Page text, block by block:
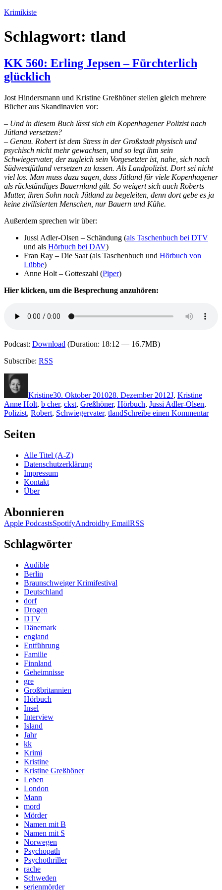
Zum
springen
Krimikiste
Schlagwort: tland
KK 560: Erling Jepsen – Fürchterlich
glücklich
Jost Hindersmann und Kristine Greßhöner stellen gleich mehrere
Bücher aus Skandinavien vor:
– Und in diesem Buch lässt sich ein Kopenhagener Polizist nach
Jütland versetzen?
– Genau. Robert ist dem Stress in der Großstadt physisch und
psychisch nicht mehr gewachsen, und so legt ihm sein
Schwiegervater, der zugleich sein Vorgesetzter ist, nahe, sich nach
Südwestjütland versetzen zu lassen. Als Landpolizist. Dort sei nicht
viel los. Man muss dazu sagen, dass Jütland für viele Kopenhagener
als rückständiges Bauernland gilt. So weigert sich auch Roberts
Mutter, ihren Sohn nach Jütland zu begeleiten, denn dort gebe es ja
keine zivilisierten Menschen, nur Bauern und Kühe.
Außerdem sprechen wir über:
Jussi Adler-Olsen – Schändung (als Taschenbuch bei DTV
und als Hörbuch bei DAV)
Fran Ray – Die Saat (als Taschenbuch und Hörbuch von
Lübbe)
Anne Holt – Gotteszahl (Piper)
Hier klicken, um die Besprechung anzuhören:
Podcast: Download (Duration: 18:12 — 16.7MB)
Subscribe: RSS
Kristine30. Oktober 201028. Dezember 2012J, Kristine
Anne Holt, b cher, ckst, Greßhöner, Hörbuch, Jussi Adler-Olsen,
Polizist, Robert, Schwiegervater, tlandSchreibe einen Kommentarzu
Seiten
Alle Titel (A-Z)
Datenschutzerklärung
Impressum
Kontakt
Über
Abonnieren
Apple PodcastsSpotifyAndroidby EmailRSS
Schlagwörter
Audible
Berlin
Braunschweiger Krimifestival
Deutschland
dorf
Drogen
DTV
Dänemark
england
Entführung
Familie
Finnland
Geheimnisse
gre
Großbritannien
Hörbuch
Insel
Interview
Island
Jahr
kk
Krimi
Kristine
Kristine Greßhöner
Leben
London
Mann
mord
Mörder
Namen mit B
Namen mit S
Norwegen
Psychopath
Psychothriller
rache
Schweden
serienmörder